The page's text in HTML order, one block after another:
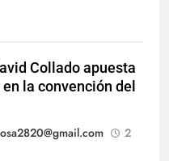
Collado apuesta
la convención del
2